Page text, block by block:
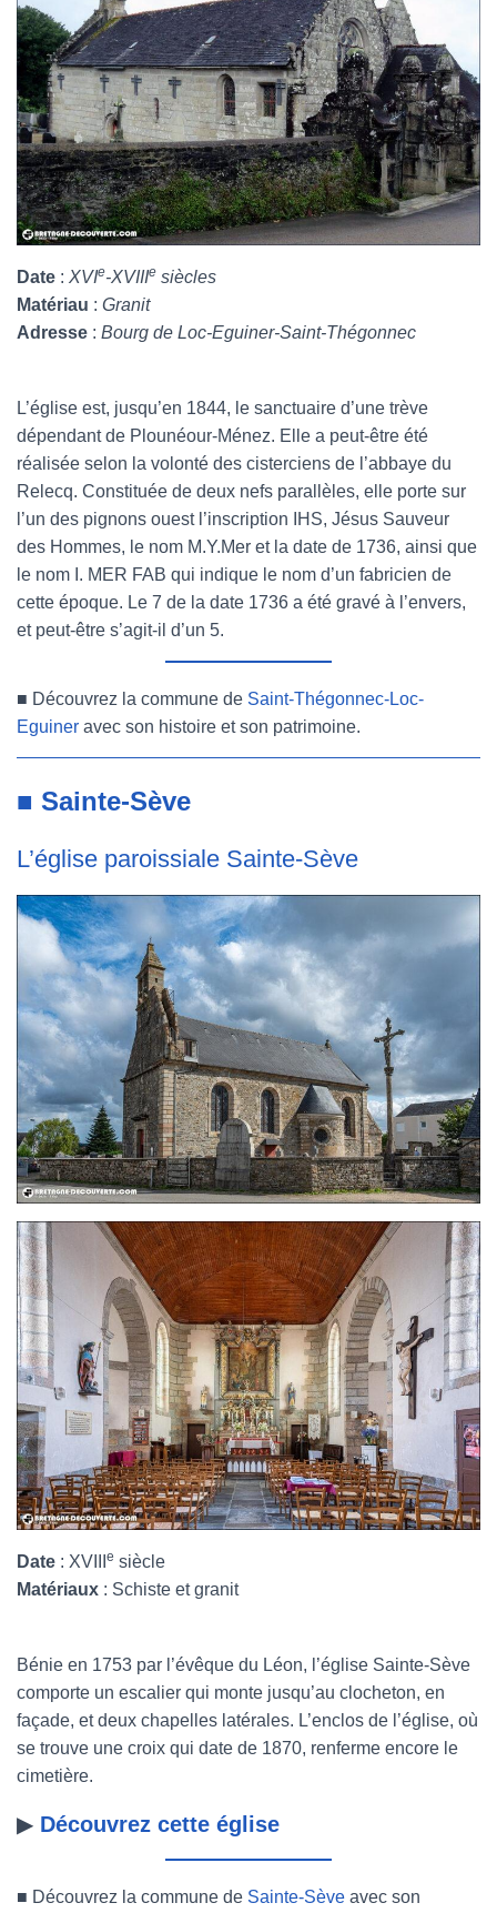
Date : XVIe-XVIIIe siècles
Matériau : Granit
Adresse : Bourg de Loc-Eguiner-Saint-Thégonnec
L’église est, jusqu’en 1844, le sanctuaire d’une trève
dépendant de Plounéour-Ménez. Elle a peut-être été
réalisée selon la volonté des cisterciens de l’abbaye du
Relecq. Constituée de deux nefs parallèles, elle porte sur
l’un des pignons ouest l’inscription IHS, Jésus Sauveur
des Hommes, le nom M.Y.Mer et la date de 1736, ainsi que
le nom I. MER FAB qui indique le nom d’un fabricien de
cette époque. Le 7 de la date 1736 a été gravé à l’envers,
et peut-être s’agit-il d’un 5.
■ Découvrez la commune de Saint-Thégonnec-Loc-
Eguiner avec son histoire et son patrimoine.
■ Sainte-Sève
L’église paroissiale Sainte-Sève
Date : XVIII e siècle
Matériaux : Schiste et granit
Bénie en 1753 par l’évêque du Léon, l’église Sainte-Sève
comporte un escalier qui monte jusqu’au clocheton, en
façade, et deux chapelles latérales. L’enclos de l’église, où
se trouve une croix qui date de 1870, renferme encore le
cimetière.
▶ Découvrez cette église
■ Découvrez la commune de Sainte-Sève avec son